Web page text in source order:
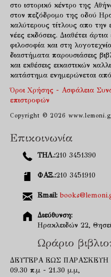
στο ιστορικό κέντρο της
στον πεζόδρομο της οδού
καλύτερους τίτλους απο την
νέες εκδόσεις. Διαθέτει
φιλοσοφία και στη
διαστήματα παρουσιάσεις
και εκθέσεις εικαστικών
κατάστημα ενημερώνεται
Όροι Χρήσης - Ασφάλεια
επιστροφών
Copyright © 2026
Επικοινωνία
ΤΗΛ.:210 3451390
ΦΑΞ.:210 3451910
Email:
Διεύθυνση:
Ηρακλειδών 22,
Ωράριο
ΔΕΥΤΕΡΑ ΕΩΣ ΠΑΡΑΣΚΕΥΗ
09.30 π.μ - 21.30 μ.μ,